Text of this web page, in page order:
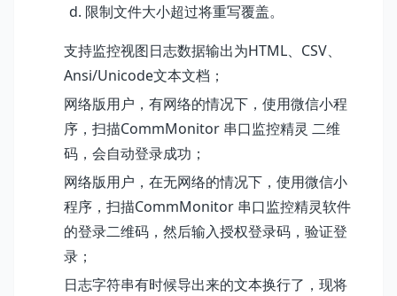
限制文件大小超过将重写覆盖。
支持监控视图日志数据输出为HTML、CSV、
Ansi/Unicode文本文档；
网络版用户， 有网络的情况下，使用微信小程
序，扫描CommMonitor 串口监控精灵 二维
码，会自动登录成功；
网络版用户，在无网络的情况下，使用微信小
程序，扫描CommMonitor 串口监控精灵软件
的登录二维码，然后输入授权登录码，验证登
录；
日志字符串有时候导出来的文本换行了，现将